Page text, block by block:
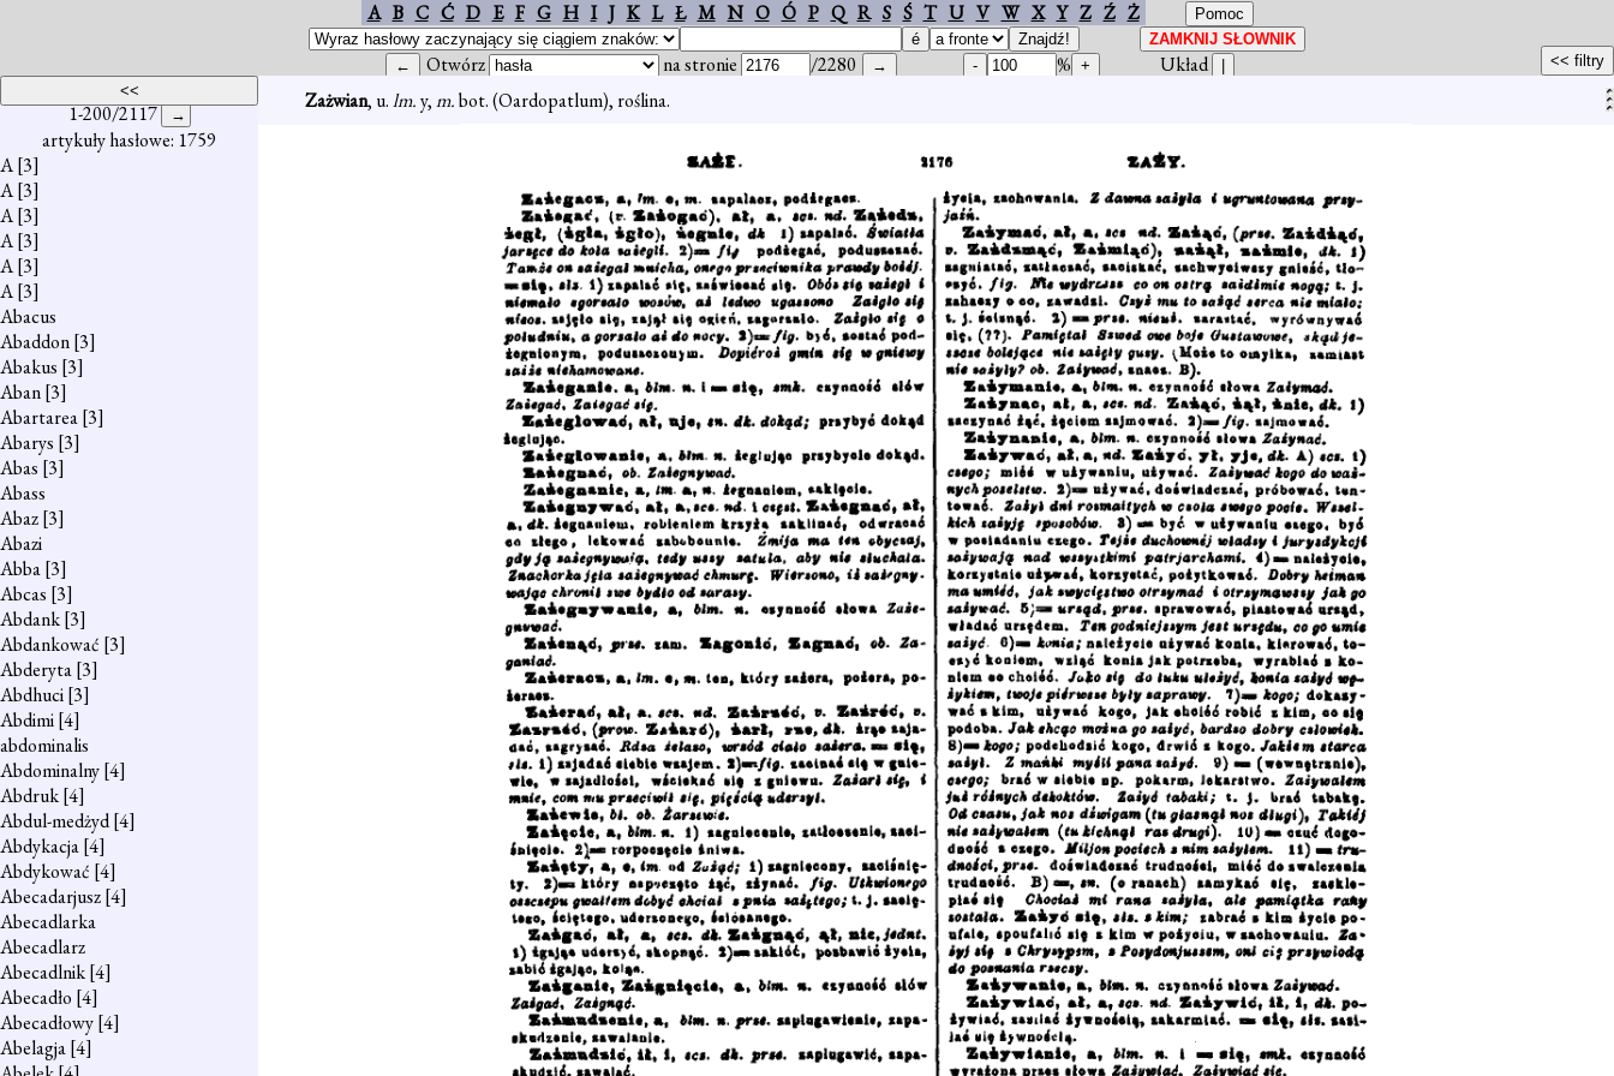
A B C Ć D E F G H I J K L Ł M N O Ó P Q R S Ś T U V W X Y Z Ź Ż
Otwórz na stronie /2280 %
Układ
1-200/2117
artykuły hasłowe: 1759
A[3]
A[3]
A[3]
A[3]
A[3]
A[3]
Abacus
Abaddon[3]
Abakus [3]
Aban[3]
Abartarea[3]
Abarys [3]
Abas [3]
Abass
Abaz[3]
Abazi
Abba[3]
Abcas [3]
Abdank[3]
Abdankować [3]
Abderyta[3]
Abdhuci[3]
Abdimi[4]
abdominalis
Abdominalny[4]
Abdruk[4]
Abdul-medżyd[4]
Abdykacja[4]
Abdykować [4]
Abecadarjusz[4]
Abecadlarka
Abecadlarz
Abecadlnik[4]
Abecadło [4]
Abecadłowy[4]
Abelagja[4]
Zażwian, u.lm.y,m.bot. (Oardopatlum), roślina.